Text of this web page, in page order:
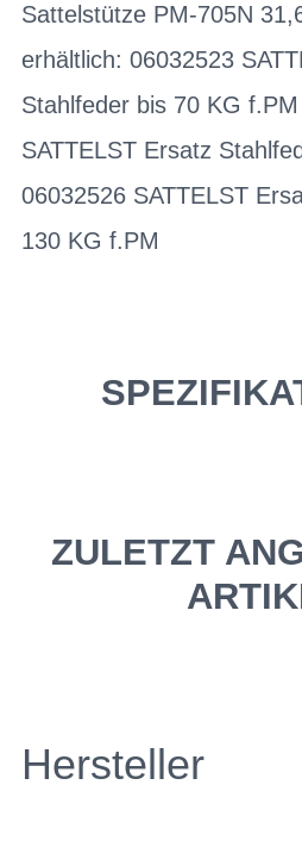
Sattelstütze PM-705N
erhältlich: 06032523
Stahlfeder bis 70 KG
SATTELST Ersatz
06032526 SATTELST
130 KG f.PM
ZULETZT
Hersteller